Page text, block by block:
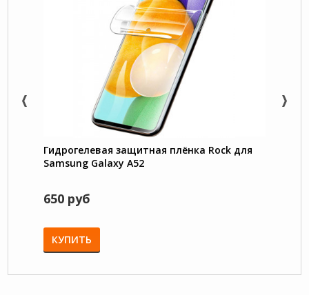
Гидрогелевая защитная плёнка Rock для
Samsung Galaxy A52
650 руб
КУПИТЬ